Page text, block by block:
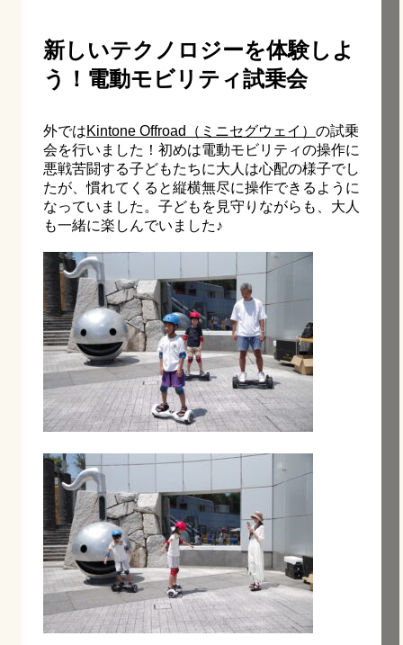
新しいテクノロジーを体験しよ
う！電動モビリティ試乗会
外ではKintone Offroad（ミニセグウェイ） の試乗
会を行いました！初めは電動モビリティの操作に
悪戦苦闘する子どもたちに大人は心配の様子でし
たが、慣れてくると縦横無尽に操作できるように
なっていました。子どもを見守りながらも、大人
も一緒に楽しんでいました♪